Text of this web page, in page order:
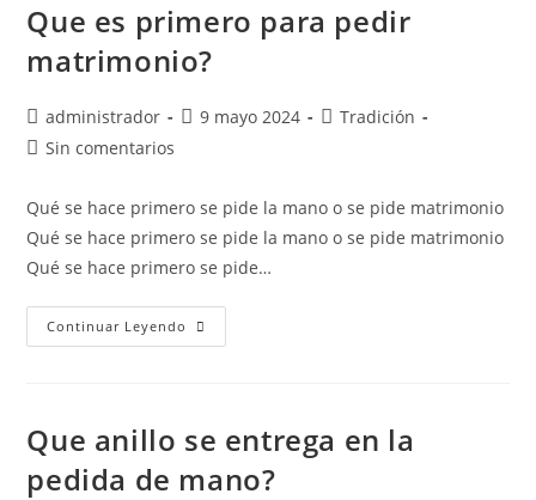
Que es primero para pedir
matrimonio?
administrador 9 mayo 2024
Tradición
Sin comentarios
Qué se hace primero se pide la mano o se pide matrimonio
Qué se hace primero se pide la mano o se pide matrimonio
Qué se hace primero se pide…
Continuar Leyendo
Que anillo se entrega en la
pedida de mano?